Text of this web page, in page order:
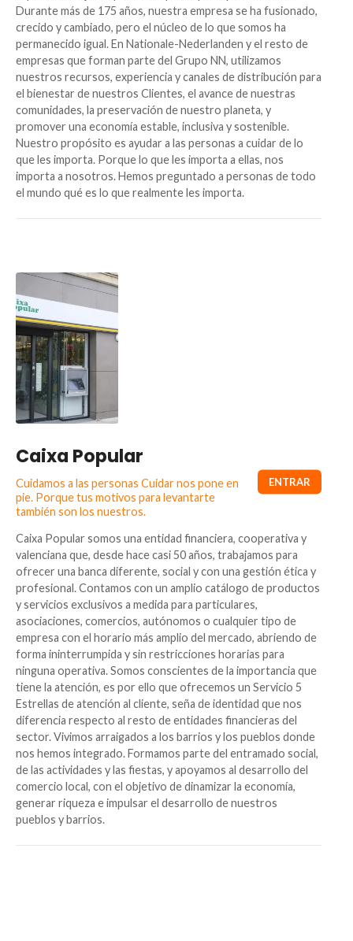
Durante más de 175 años, nuestra empresa se ha fusionado,
crecido y cambiado, pero el núcleo de lo que somos ha
permanecido igual. En Nationale-Nederlanden y el resto de
empresas que forman parte del Grupo NN, utilizamos
nuestros recursos, experiencia y canales de distribución para
el bienestar de nuestros Clientes, el avance de nuestras
comunidades, la preservación de nuestro planeta, y
promover una economía estable, inclusiva y sostenible.
Nuestro propósito es ayudar a las personas a cuidar de lo
que les importa. Porque lo que les importa a ellas, nos
importa a nosotros. Hemos preguntado a personas de todo
el mundo qué es lo que realmente les importa.
Caixa Popular
Cuidamos a las personas Cuidar nos pone en
pie. Porque tus motivos para levantarte
también son los nuestros.
Caixa Popular somos una entidad financiera, cooperativa y
valenciana que, desde hace casi 50 años, trabajamos para
ofrecer una banca diferente, social y con una gestión ética y
profesional. Contamos con un amplio catálogo de productos
y servicios exclusivos a medida para particulares,
asociaciones, comercios, autónomos o cualquier tipo de
empresa con el horario más amplio del mercado, abriendo de
forma ininterrumpida y sin restricciones horarias para
ninguna operativa. Somos conscientes de la importancia que
tiene la atención, es por ello que ofrecemos un Servicio 5
Estrellas de atención al cliente, seña de identidad que nos
diferencia respecto al resto de entidades financieras del
sector. Vivimos arraigados a los barrios y los pueblos donde
nos hemos integrado. Formamos parte del entramado social,
de las actividades y las fiestas, y apoyamos al desarrollo del
comercio local, con el objetivo de dinamizar la economía,
generar riqueza e impulsar el desarrollo de nuestros
pueblos y barrios.